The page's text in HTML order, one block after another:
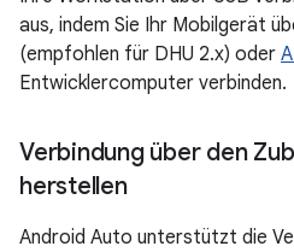
aus, indem Sie Ihr Mobilgerät
(empfohlen für DHU 2.x) oder
Entwicklercomputer verbinden.
Verbindung über den
herstellen
Android Auto unterstützt die